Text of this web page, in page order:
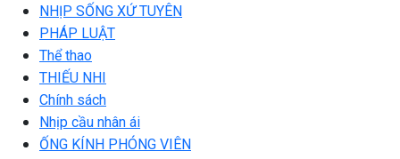
NHỊP SỐNG XỨ TUYÊN
PHÁP LUẬT
Thể thao
THIẾU NHI
Chính sách
Nhịp cầu nhân ái
ỐNG KÍNH PHÓNG VIÊN